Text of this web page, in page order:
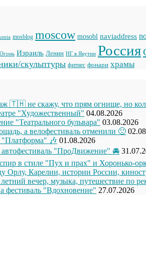
mosblog moscow mosobl naviaddress
Израиль Ленин НГ в Якутии Россия
скульптуры фитнес фонари храмы
🇹🇭 не скажу, что прям огнище, но
"Художественный" 04.08.2026
"Театрального бульвара" 03.08.2026
а велофестиваль отменили 🙁
"Платформа" 🎶 01.08.2026
"ПроДвижение" 🚘
в стиле "Пух и прах" и Хоронько-
Орлу, Карелии, истории России,
вечер, музыка, путешествие по
фестиваль "Вдохновение" 27.07.2026